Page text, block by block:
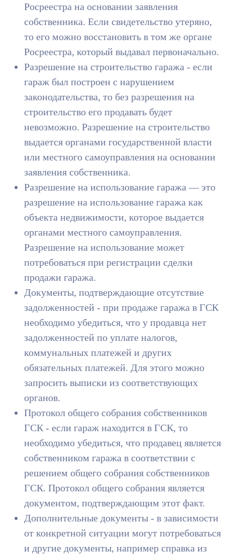
Росреестра на основании заявления
собственника. Если свидетельство утеряно,
то его можно восстановить в том же органе
Росреестра, который выдавал первоначально.
Разрешение на строительство гаража - если
гараж был построен с нарушением
законодательства, то без разрешения на
строительство его продавать будет
невозможно. Разрешение на строительство
выдается органами государственной власти
или местного самоуправления на основании
заявления собственника.
Разрешение на использование гаража — это
разрешение на использование гаража как
объекта недвижимости, которое выдается
органами местного самоуправления.
Разрешение на использование может
потребоваться при регистрации сделки
продажи гаража.
Документы, подтверждающие отсутствие
задолженностей - при продаже гаража в ГСК
необходимо убедиться, что у продавца нет
задолженностей по уплате налогов,
коммунальных платежей и других
обязательных платежей. Для этого можно
запросить выписки из соответствующих
органов.
Протокол общего собрания собственников
ГСК - если гараж находится в ГСК, то
необходимо убедиться, что продавец является
собственником гаража в соответствии с
решением общего собрания собственников
ГСК. Протокол общего собрания является
документом, подтверждающим этот факт.
Дополнительные документы - в зависимости
от конкретной ситуации могут потребоваться
и другие документы, например справка из